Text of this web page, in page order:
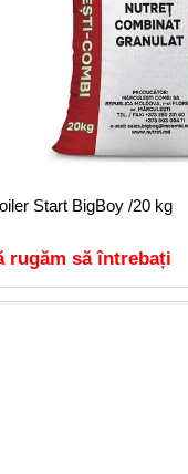
Start BigBoy /20 kg
rugăm să întrebați